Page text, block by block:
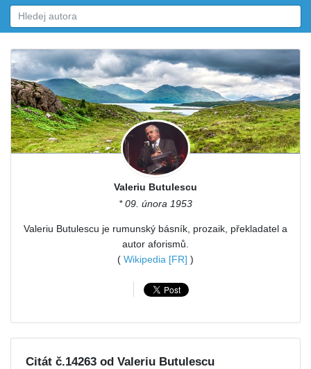
Valeriu Butulescu
* 09. února 1953
Valeriu Butulescu je rumunský básník, prozaik, překladatel a
autor aforismů.
( Wikipedia [FR] )
Citát č.14263 od Valeriu Butulescu